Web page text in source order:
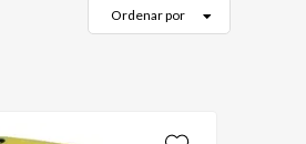
Ordenar por